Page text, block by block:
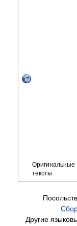
Оригинальные
тексты
Другие